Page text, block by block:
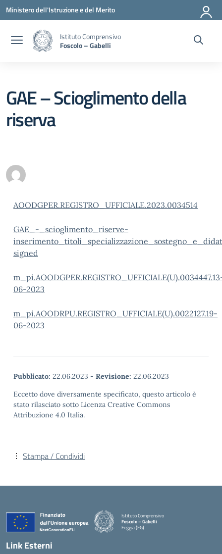
Vai ai contenuti
Vai al menu di navigazione
Vai al footer
Ministero dell'Istruzione e del Merito
Istituto Comprensivo
Foscolo – Gabelli
GAE – Scioglimento della
riserva
AOODGPER.REGISTRO_UFFICIALE.2023.0034514
GAE_-_scioglimento_riserve-
signed
06-2023
m_pi.AOODRPU.REGISTRO_UFFICIALE(U).0022127.19-
06-2023
Pubblicato: 22.06.2023 - Revisione: 22.06.2023
Eccetto dove diversamente specificato, questo articolo è
stato rilasciato sotto Licenza Creative Commons
Attribuzione 4.0 Italia.
Stampa / Condividi
Istituto Comprensivo
Foscolo – Gabelli
Foggia (FG)
— Visita la pagina iniziale della scuola
Link Esterni